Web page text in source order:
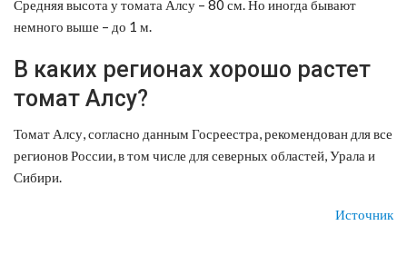
Средняя высота у томата Алсу – 80 см. Но иногда бывают
немного выше – до 1 м.
В каких регионах хорошо растет
томат Алсу?
Томат Алсу, согласно данным Госреестра, рекомендован для все
регионов России, в том числе для северных областей, Урала и
Сибири.
Источник